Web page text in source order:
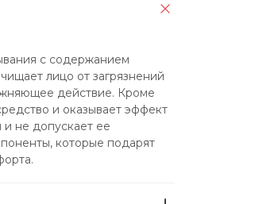
с содержанием
лицо от загрязнений
действие. Кроме
и оказывает эффект
не допускает ее
которые подарят